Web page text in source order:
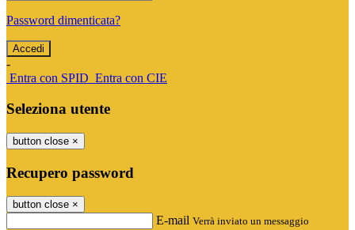
Password dimenticata?
-
Entra con SPID Entra con CIE
Seleziona utente
button close ×
Recupero password
button close ×
E-mail Verrà inviato un messaggio